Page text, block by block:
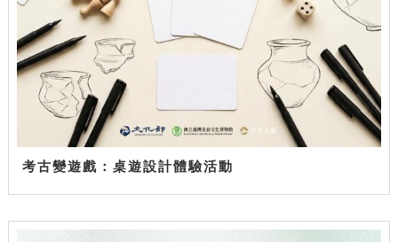
考古變遊戲：桌遊設計體驗活動